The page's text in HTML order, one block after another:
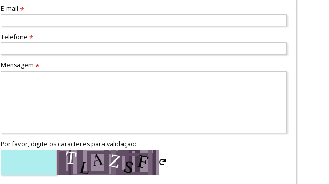
E-mail *
Telefone *
Mensagem *
Por favor, digite os caracteres para validação: